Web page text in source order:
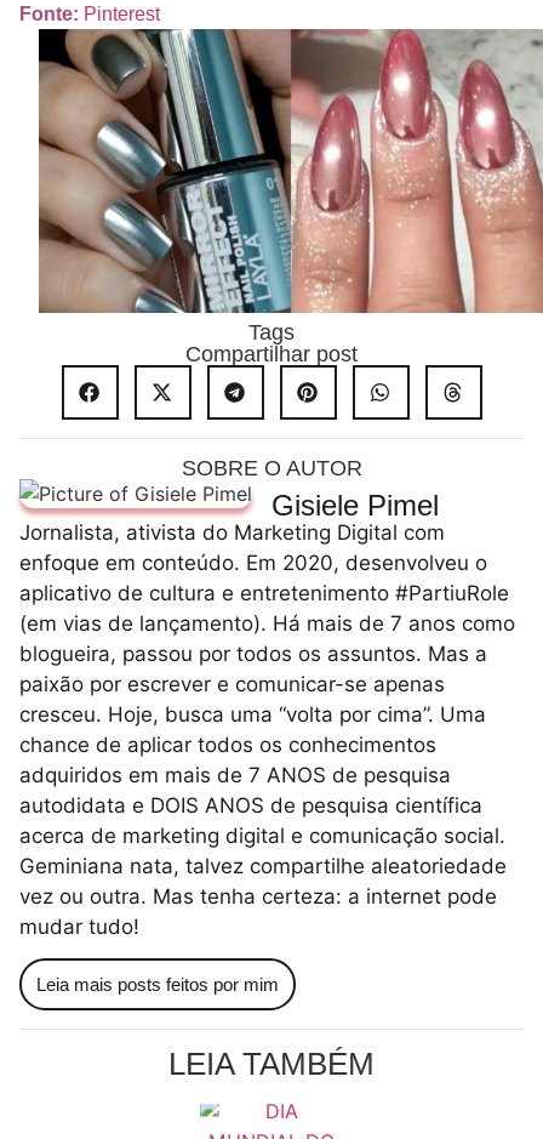
Fonte: Pinterest
Tags
Compartilhar post
SOBRE O AUTOR
Gisiele Pimel
Jornalista, ativista do Marketing Digital com
enfoque em conteúdo. Em 2020, desenvolveu o
aplicativo de cultura e entretenimento #PartiuRole
(em vias de lançamento). Há mais de 7 anos como
blogueira, passou por todos os assuntos. Mas a
paixão por escrever e comunicar-se apenas
cresceu. Hoje, busca uma “volta por cima”. Uma
chance de aplicar todos os conhecimentos
adquiridos em mais de 7 ANOS de pesquisa
autodidata e DOIS ANOS de pesquisa científica
acerca de marketing digital e comunicação social.
Geminiana nata, talvez compartilhe aleatoriedade
vez ou outra. Mas tenha certeza: a internet pode
mudar tudo!
Leia mais posts feitos por mim
LEIA TAMBÉM